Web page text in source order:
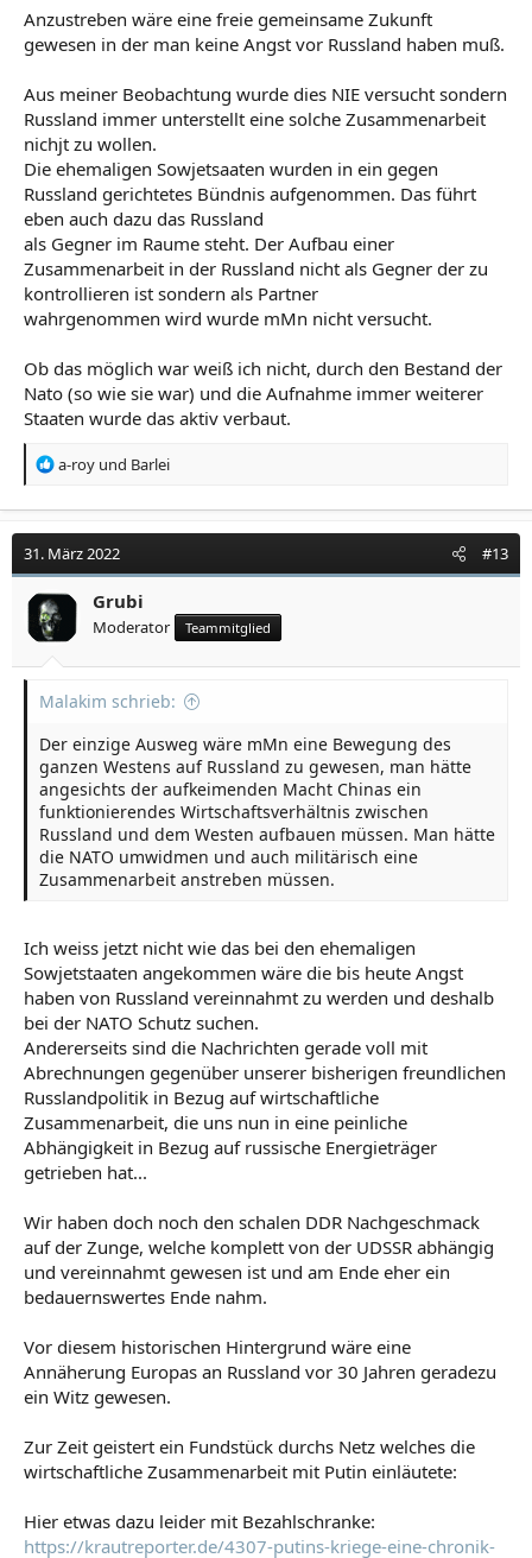
Anzustreben wäre eine freie gemeinsame Zukunft
gewesen in der man keine Angst vor Russland haben muß.
Aus meiner Beobachtung wurde dies NIE versucht sondern
Russland immer unterstellt eine solche Zusammenarbeit
nichjt zu wollen.
Die ehemaligen Sowjetsaaten wurden in ein gegen
Russland gerichtetes Bündnis aufgenommen. Das führt
eben auch dazu das Russland
als Gegner im Raume steht. Der Aufbau einer
Zusammenarbeit in der Russland nicht als Gegner der zu
kontrollieren ist sondern als Partner
wahrgenommen wird wurde mMn nicht versucht.
Ob das möglich war weiß ich nicht, durch den Bestand der
Nato (so wie sie war) und die Aufnahme immer weiterer
Staaten wurde das aktiv verbaut.
R
a
t
i
o
n
a-roy und Barlei
31. März 2022 #13
Grubi
Moderator Teammitglied
Malakim schrieb:
Der einzige Ausweg wäre mMn eine Bewegung des
ganzen Westens auf Russland zu gewesen, man hätte
angesichts der aufkeimenden Macht Chinas ein
funktionierendes Wirtschaftsverhältnis zwischen
Russland und dem Westen aufbauen müssen. Man hätte
die NATO umwidmen und auch militärisch eine
Zusammenarbeit anstreben müssen.
Ich weiss jetzt nicht wie das bei den ehemaligen
Sowjetstaaten angekommen wäre die bis heute Angst
haben von Russland vereinnahmt zu werden und deshalb
bei der NATO Schutz suchen.
Andererseits sind die Nachrichten gerade voll mit
Abrechnungen gegenüber unserer bisherigen freundlichen
Russlandpolitik in Bezug auf wirtschaftliche
Zusammenarbeit, die uns nun in eine peinliche
Abhängigkeit in Bezug auf russische Energieträger
getrieben hat...
Wir haben doch noch den schalen DDR Nachgeschmack
auf der Zunge, welche komplett von der UDSSR abhängig
und vereinnahmt gewesen ist und am Ende eher ein
bedauernswertes Ende nahm.
Vor diesem historischen Hintergrund wäre eine
Annäherung Europas an Russland vor 30 Jahren geradezu
ein Witz gewesen.
Zur Zeit geistert ein Fundstück durchs Netz welches die
wirtschaftliche Zusammenarbeit mit Putin einläutete:
Hier etwas dazu leider mit Bezahlschranke:
https://krautreporter.de/4307-putins-kriege-eine-chronik-